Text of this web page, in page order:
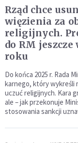
Rząd chce
więzienia za
religijnych.
do RM jeszcze
roku
Do końca 2025 r. Rada
karnego, który wykreśli
uczuć religijnych. Kara
ale – jak przekonuje
stosowania sankcji